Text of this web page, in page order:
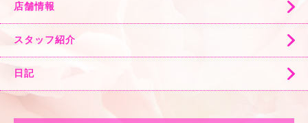
店舗情報
スタッフ紹介
日記